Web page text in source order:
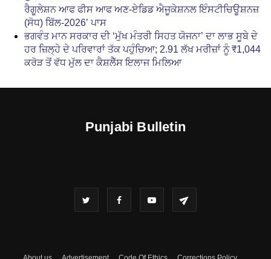
ਰੈਗੂਲੇਸ਼ਨ ਆਫ ਫੀਸ ਆਫ ਅਣ-ਏਡਿਡ ਐਜੂਕੇਸ਼ਨਲ ਇੰਸਟੀਚਿਊਸ਼ਨਜ਼
(ਸੋਧ) ਬਿੱਲ-2026’ ਪਾਸ
ਭਗਵੰਤ ਮਾਨ ਸਰਕਾਰ ਦੀ ‘ਮੁੱਖ ਮੰਤਰੀ ਸਿਹਤ ਯੋਜਨਾ’ ਦਾ ਲਾਭ ਸੂਬੇ ਦੇ
ਹਰ ਜ਼ਿਲ੍ਹੇ ਦੇ ਪਰਿਵਾਰਾਂ ਤੱਕ ਪਹੁੰਚਿਆ; 2.91 ਲੱਖ ਮਰੀਜ਼ਾਂ ਨੂੰ ₹1,044
ਕਰੋੜ ਤੋਂ ਵੱਧ ਮੁੱਲ ਦਾ ਕੈਸ਼ਲੈੱਸ ਇਲਾਜ ਮਿਲਿਆ
Punjabi Bulletin